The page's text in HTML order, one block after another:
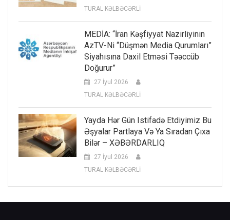
TURAL KƏLBƏCƏRLİ
MEDİA: “İran Kəşfiyyat Nazirliyinin
AzTV-Ni “düşmən Media Qurumları”
Siyahısına Daxil Etməsi Təəccüb
Doğurur”
27 İyul 2026
TURAL KƏLBƏCƏRLİ
Yayda Hər Gün Istifadə Etdiyimiz Bu
Əşyalar Partlaya Və Ya Sıradan Çıxa
Bilər – XƏBƏRDARLIQ
27 İyul 2026
TURAL KƏLBƏCƏRLİ